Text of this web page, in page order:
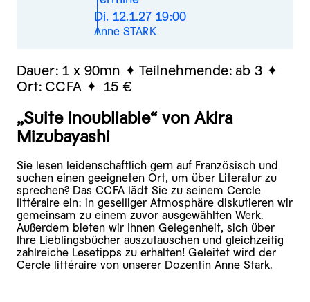
Di. 12.1.27 19:00
Anne STARK
Dauer: 1 x 90mn Teilnehmende: ab 3
Ort: CCFA 15 €
„Suite inoubliable“ von Akira
Mizubayashi
Sie lesen leidenschaftlich gern auf Französisch und
suchen einen geeigneten Ort, um über Literatur zu
sprechen? Das CCFA lädt Sie zu seinem Cercle
littéraire ein: in geselliger Atmosphäre diskutieren wir
gemeinsam zu einem zuvor ausgewählten Werk.
Außerdem bieten wir Ihnen Gelegenheit, sich über
Ihre Lieblingsbücher auszutauschen und gleichzeitig
zahlreiche Lesetipps zu erhalten! Geleitet wird der
Cercle littéraire von unserer Dozentin Anne Stark.